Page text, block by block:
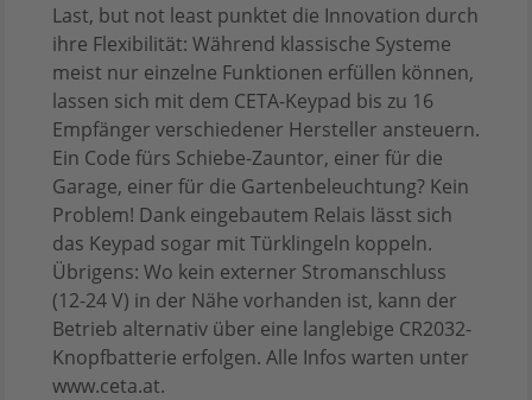
Last, but not least punktet die Innovation durch
ihre Flexibilität: Während klassische Systeme
meist nur einzelne Funktionen erfüllen können,
lassen sich mit dem CETA-Keypad bis zu 16
Empfänger verschiedener Hersteller ansteuern.
Ein Code fürs Schiebe-Zauntor, einer für die
Garage, einer für die Gartenbeleuchtung? Kein
Problem! Dank eingebautem Relais lässt sich
das Keypad sogar mit Türklingeln koppeln.
Übrigens: Wo kein externer Stromanschluss
(12-24 V) in der Nähe vorhanden ist, kann der
Betrieb alternativ über eine langlebige CR2032-
Knopfbatterie erfolgen. Alle Infos warten unter
www.ceta.at.